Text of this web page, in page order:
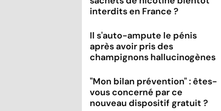
interdits en France ?
Il s'auto-ampute le pénis
après avoir pris des
champignons hallucinogènes
"Mon bilan prévention" : êtes-
vous concerné par ce
nouveau dispositif gratuit ?